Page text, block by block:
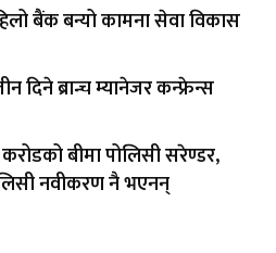
बैंक बन्यो कामना सेवा विकास
दिने ब्रान्च म्यानेजर कन्फ्रेन्स
बीमा पोलिसी सरेण्डर,
नवीकरण नै भएनन्